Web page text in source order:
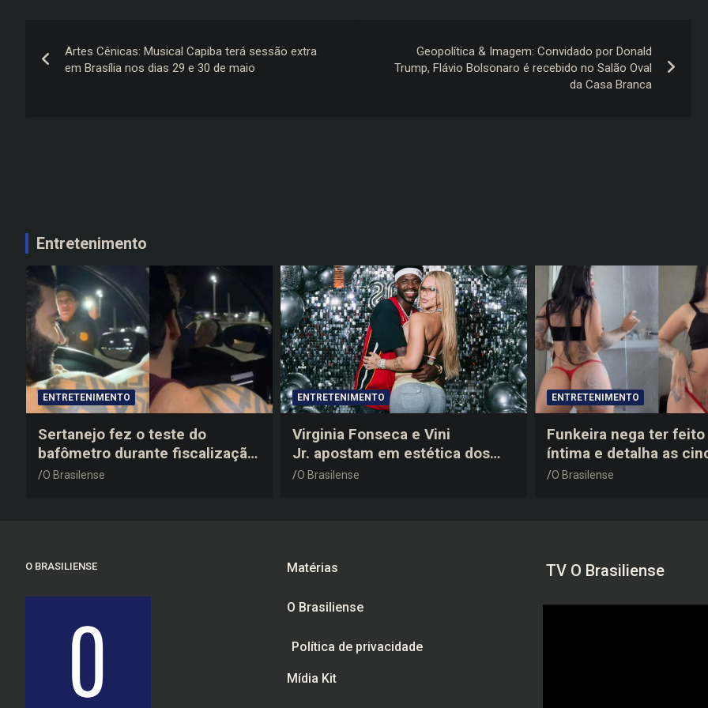
de
Artes Cênicas: Musical Capiba terá sessão extra
em Brasília nos dias 29 e 30 de maio
Geopolítica & Imagem: Convidado por Donald
Trump, Flávio Bolsonaro é recebido no Salão Oval
da Casa Branca
Entretenimento
ENTRETENIMENTO
Sertanejo fez o teste do
bafômetro durante fiscalização
na estrada, deu resultado
O Brasilense
ENTRETENIMENTO
Virginia Fonseca e Vini
Jr. apostam em estética dos
anos 2000 em festa de
O Brasilense
ENTRETENIMENTO
Funkeira nega ter
íntima e detalha as
plásticas que realizou
O Brasilense
O BRASILIENSE Matérias
O Brasiliense
Política de privacidade
Mídia Kit
TV O Brasiliense